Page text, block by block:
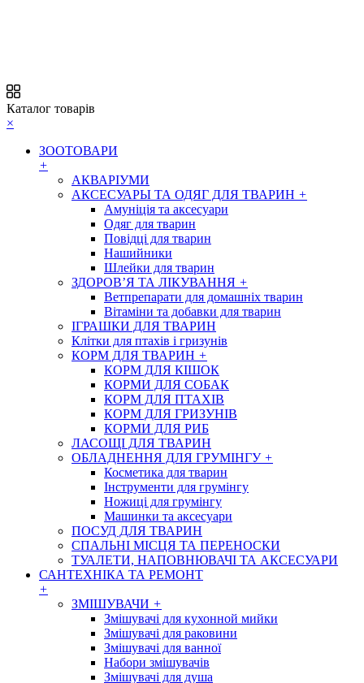
Каталог товарів
×
ЗООТОВАРИ
+
АКВАРІУМИ
АКСЕСУАРЫ ТА ОДЯГ ДЛЯ ТВАРИН +
Амуніція та аксесуари
Одяг для тварин
Повідці для тварин
Нашийники
Шлейки для тварин
ЗДОРОВ’Я ТА ЛІКУВАННЯ +
Ветпрепарати для домашніх тварин
Вітаміни та добавки для тварин
ІГРАШКИ ДЛЯ ТВАРИН
Клітки для птахів і гризунів
КОРМ ДЛЯ ТВАРИН +
КОРМ ДЛЯ КІШОК
КОРМИ ДЛЯ СОБАК
КОРМ ДЛЯ ПТАХІВ
КОРМ ДЛЯ ГРИЗУНІВ
КОРМИ ДЛЯ РИБ
ЛАСОЩІ ДЛЯ ТВАРИН
ОБЛАДНЕННЯ ДЛЯ ГРУМІНГУ +
Косметика для тварин
Інструменти для грумінгу
Ножиці для грумінгу
Машинки та аксесуари
ПОСУД ДЛЯ ТВАРИН
СПАЛЬНІ МІСЦЯ ТА ПЕРЕНОСКИ
ТУАЛЕТИ, НАПОВНЮВАЧІ ТА АКСЕСУАРИ
САНТЕХНІКА ТА РЕМОНТ
+
ЗМІШУВАЧИ +
Змішувачі для кухонной мийки
Змішувачі для раковини
Змішувачі для ванної
Набори змішувачів
Змішувачі для душа